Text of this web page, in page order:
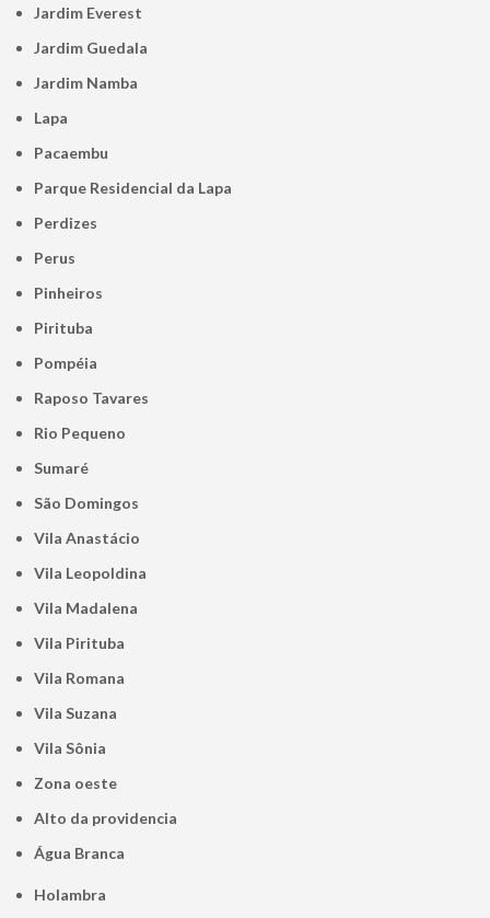
Jardim Everest
Jardim Guedala
Jardim Namba
Lapa
Pacaembu
Parque Residencial da Lapa
Perdizes
Perus
Pinheiros
Pirituba
Pompéia
Raposo Tavares
Rio Pequeno
Sumaré
São Domingos
Vila Anastácio
Vila Leopoldina
Vila Madalena
Vila Pirituba
Vila Romana
Vila Suzana
Vila Sônia
Zona oeste
alto da providencia
Água Branca
Holambra